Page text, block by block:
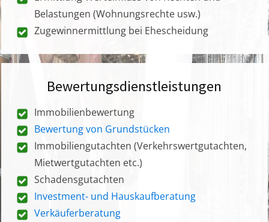
Belastungen (Wohnungsrechte usw.)
Zugewinnermittlung bei Ehescheidung
Bewertungsdienstleistungen
Immobilienbewertung
Bewertung von Grundstücken
Immobiliengutachten (Verkehrswertgutachten,
Mietwertgutachten etc.)
Schadensgutachten
Investment- und Hauskaufberatung
Verkäuferberatung